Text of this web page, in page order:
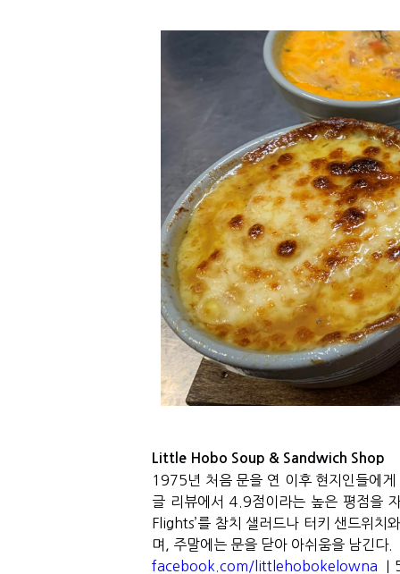
Little Hobo Soup & Sandwich Shop
1975년 처음 문을 연 이후 현지인들에
글 리뷰에서 4.9점이라는 높은 평점을
Flights’를 참치 샐러드나 터키 샌드위치
며
주말에는 문을 닫아 아쉬움을 남긴다.
facebook.com/littlehobokelowna